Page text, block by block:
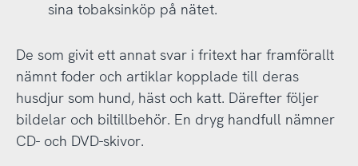
sina tobaksinköp på nätet.
De som givit ett annat svar i fritext har framförallt
nämnt foder och artiklar kopplade till deras
husdjur som hund, häst och katt. Därefter följer
bildelar och biltillbehör. En dryg handfull nämner
CD- och DVD-skivor.